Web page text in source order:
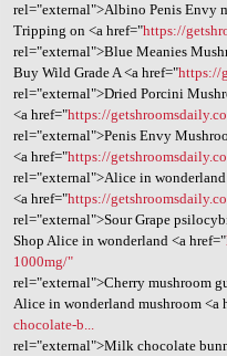
rel="external">Albino Penis Envy
Tripping on <a href="https://
rel="external">Blue Meanies
Buy Wild Grade A <a href="https://
rel="external">Dried Porcini
<a href="https://
rel="external">Penis Envy
<a href="https://
rel="external">Alice in
<a href="https://
rel="external">Sour Grape
Shop Alice in wonderland <a href="
1000mg/"
rel="external">Cherry mushroom
Alice in wonderland mushroom <a
chocolate-b...
rel="external">Milk chocolate